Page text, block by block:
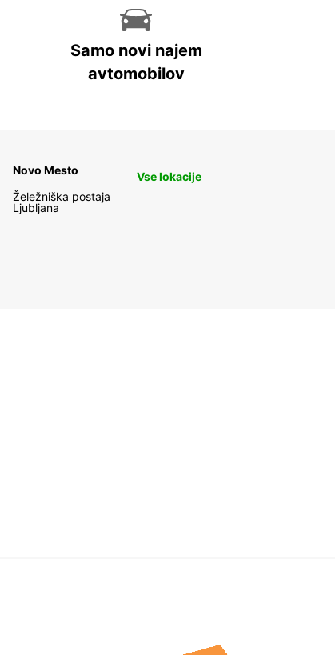
Samo novi najem
avtomobilov
Novo Mesto
Želežniška postaja
Ljubljana
Vse lokacije